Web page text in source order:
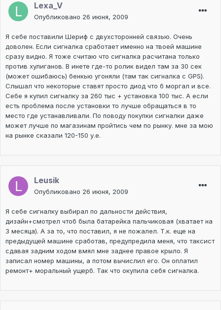
Lexa_V
Опубликовано 26 июня, 2009
Я себе поставили Шериф с двухсторонней связью. Очень
доволен. Если сигналка сработает именно на твоей машине
сразу видно. Я тоже считаю что сигналка расчитана только
против хулиганов. В инете где-то ролик видел там за 30 сек
(может ошибаюсь) бенкью угоняли (там так сигналка с GPS).
Слышал что некоторые ставят просто диод что б моргал и все.
Себе я купил сигналку за 260 тыс + установка 100 тыс. А если
есть проблема после установки то лучше обращаться в то
место где устанавливали. По поводу покупки сигналки даже
может лучше по магазинам пройтись чем по рынку. мне за мою
на рынке сказали 120-150 у.е.
Leusik
Опубликовано 26 июня, 2009
Я себе сигналку выбирал по дальности действия,
дизайн+смотрел чтоб была батарейка пальчиковая (хватает на
3 месяца). А за то, что поставил, я не пожалел. Т.к. еще на
предыдущей машине сработав, предупредила меня, что таксист
сдавая задним ходом вмял мне заднее правое крыло. Я
записал номер машины, а потом вычислил его. Он оплатил
ремонт+ моральный ущерб. Так что окупила себя сигналка.